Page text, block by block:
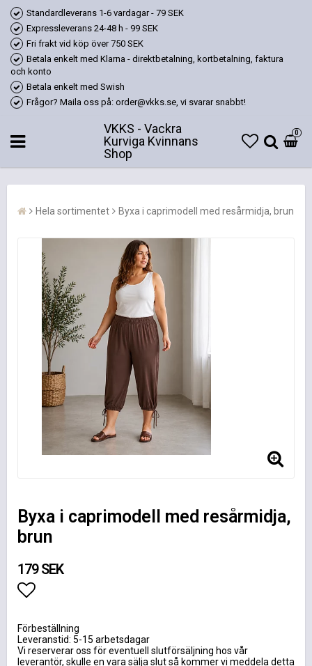
Standardleverans 1-6 vardagar - 79 SEK
Expressleverans 24-48 h - 99 SEK
Fri frakt vid köp över 750 SEK
Betala enkelt med Klarna - direktbetalning, kortbetalning, faktura
och konto
Betala enkelt med Swish
Frågor? Maila oss på: order@vkks.se, vi svarar snabbt!
VKKS - Vackra
Kurviga Kvinnans
Shop
0
Hela sortimentet Byxa i caprimodell med resårmidja, brun
Byxa i caprimodell med resårmidja,
brun
179 SEK
Förbeställning
Leveranstid: 5-15 arbetsdagar
Vi reserverar oss för eventuell slutförsäljning hos vår
leverantör, skulle en vara sälja slut så kommer vi meddela detta